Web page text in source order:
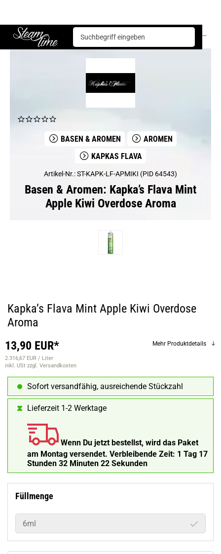
Steam time
Basen & Aromen Aromen Kapkas Flava Kapka’s Flava Mint Apple Kiwi Overdose Aroma
BASEN & AROMEN
AROMEN
KAPKAS FLAVA
Artikel-Nr.: ST-KAPK-LF-APMIKI (PID 64543)
Basen & Aromen: Kapka’s Flava Mint
Apple Kiwi Overdose Aroma
Kapka’s Flava Mint Apple Kiwi Overdose
Aroma
13,90 EUR*
2.316,67 EUR / Liter
inkl. USt zzgl. Versandkosten
Mehr Produktdetails
Sofort versandfähig, ausreichende Stückzahl
Lieferzeit 1-2 Werktage
Wenn Du jetzt bestellst, wird das Paket
am Montag versendet. Verbleibende Zeit: 1 Tag 17
Stunden 32 Minuten 21 Sekunden
Füllmenge
6ml